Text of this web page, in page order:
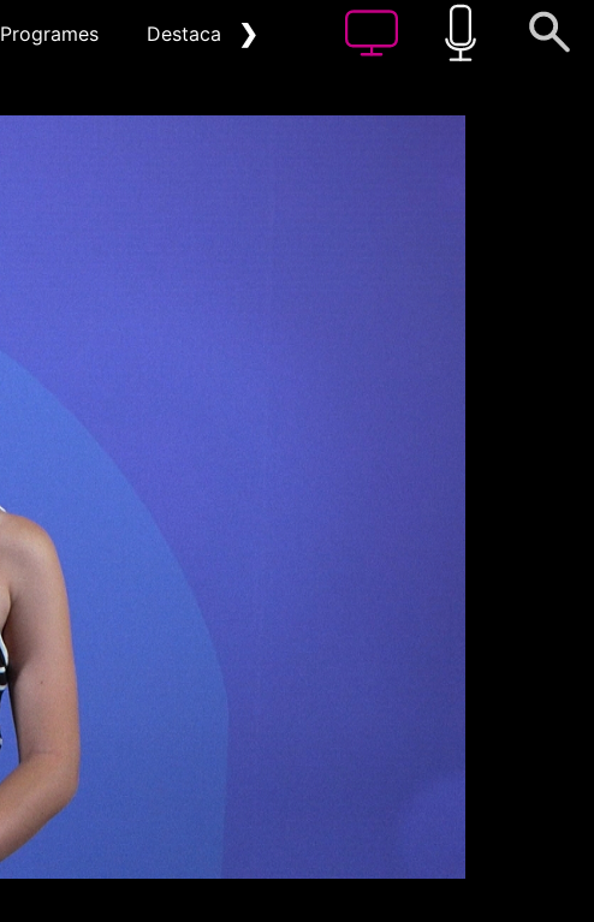
Programes Destacat ❯